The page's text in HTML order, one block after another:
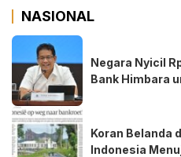
NASIONAL
Negara Nyicil
Bank Himbara
Koran Belanda
Indonesia